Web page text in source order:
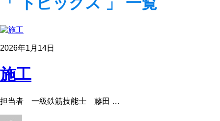
2026年1月14日
施工
担当者 一級鉄筋技能士 藤田 …